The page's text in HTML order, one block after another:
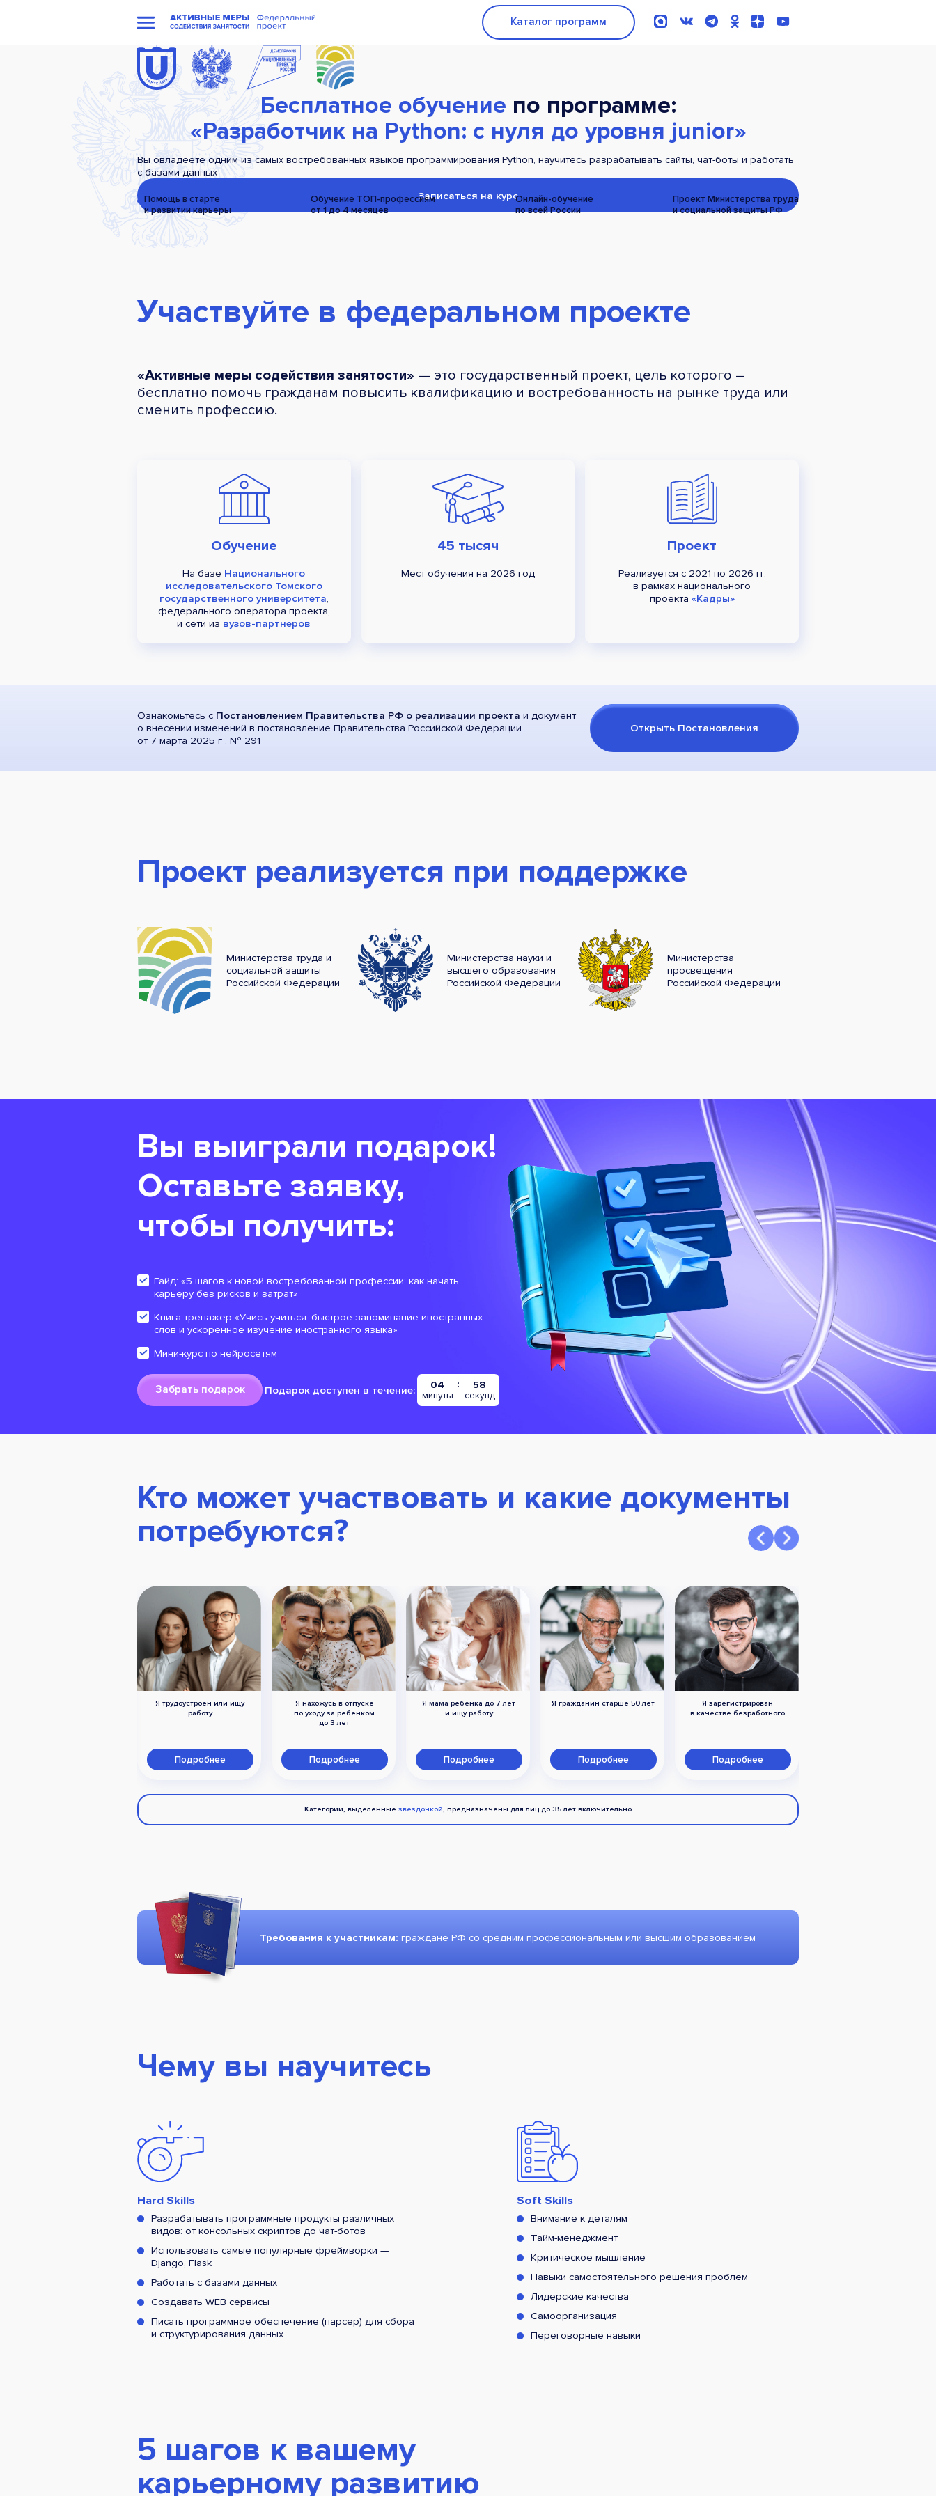
Каталог программ
Бесплатное обучение по программе:
«Разработчик на Python: с нуля до уровня junior»
Вы овладеете одним из самых востребованных языков программирования Python, научитесь разрабатывать сайты, чат-боты и работать
с базами данных
Записаться на курс
Помощь в старте
и развитиикарьеры
Обучение ТОП-профессиям
от 1 до 4 месяцев
Онлайн-обучение
по всейРоссии
Проект Министерства труда
и социальной защиты РФ
Участвуйте в федеральном проекте
«Активные меры содействия занятости» — это государственный проект, цель которого –
бесплатно помочь гражданам повысить квалификацию и востребованность на рынке труда или
сменить профессию.
Обучение
На базе Национального
исследовательского Томского
государственного университета,
федерального оператора проекта,
и сети из вузов-партнеров
45 тысяч
Мест обучения на 2026 год
Проект
Реализуется с 2021 по 2026 гг.
в рамках национального
проекта «Кадры»
Ознакомьтесь с Постановлением Правительства РФ о реализации проекта и документ
о внесении изменений в постановление Правительства Российской Федерации
от 7 марта 2025 г . Nº 291
Открыть Постановления
Проект реализуется при поддержке
Министерства труда и
социальной защиты
Российской Федерации
Министерства науки и
высшего образования
Российской Федерации
Министерства
просвещения
Российской Федерации
Вы выиграли подарок!
Оставьте заявку,
чтобы получить:
Гайд: «5 шагов к новой востребованной профессии: как начать
карьеру без рисков и затрат»
Книга-тренажер «Учись учиться: быстрое запоминание иностранных
слов и ускоренное изучение иностранного языка»
Мини-курс по нейросетям
Забрать подарок Подарок доступен в течение: 04
минуты
57
секунд
Кто может участвовать и какие документы
потребуются?
Я трудоустроен или ищу
работу
Подробнее
Я нахожусь в отпуске
по уходу за ребенком
до 3 лет
Подробнее
Я мама ребенка до 7 лет
и ищу работу
Подробнее
Я гражданин старше 50 лет
Подробнее
Я зарегистрирован
в качестве безработного
Подробнее
Категории, выделенные звёздочкой, предназначены для лиц до 35 лет включительно
Требования к участникам: граждане РФ со средним профессиональным или высшим образованием
Чему вы научитесь
Hard Skills
Разрабатывать программные продукты различных
видов: от консольных скриптов до чат-ботов
Использовать самые популярные фреймворки —
Django, Flask
Работать с базами данных
Создавать WEB сервисы
Писать программное обеспечение (парсер) для сбора
и структурирования данных
Soft Skills
Внимание к деталям
Тайм-менеджмент
Критическое мышление
Навыки самостоятельного решения проблем
Лидерские качества
Самоорганизация
Переговорные навыки
5 шагов к вашему
карьерному развитию